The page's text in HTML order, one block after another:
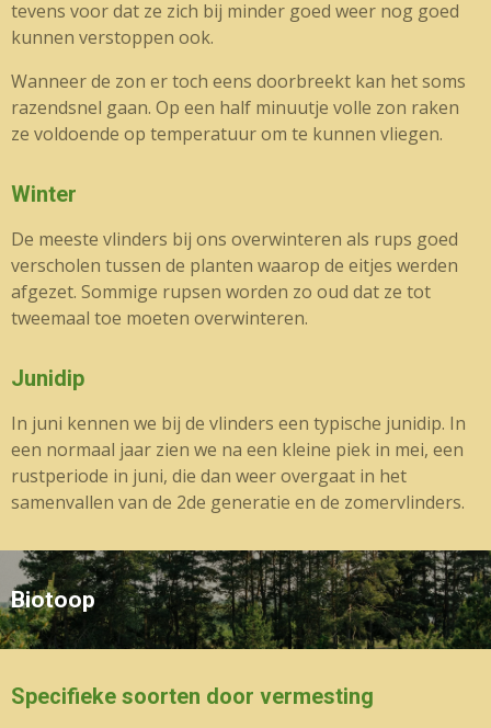
tevens voor dat ze zich bij minder goed weer nog goed
kunnen verstoppen ook.
Wanneer de zon er toch eens doorbreekt kan het soms
razendsnel gaan. Op een half minuutje volle zon raken
ze voldoende op temperatuur om te kunnen vliegen.
Winter
De meeste vlinders bij ons overwinteren als rups goed
verscholen tussen de planten waarop de eitjes werden
afgezet. Sommige rupsen worden zo oud dat ze tot
tweemaal toe moeten overwinteren.
Junidip
In juni kennen we bij de vlinders een typische junidip. In
een normaal jaar zien we na een kleine piek in mei, een
rustperiode in juni, die dan weer overgaat in het
samenvallen van de 2de generatie en de zomervlinders.
Biotoop
Specifieke soorten door vermesting